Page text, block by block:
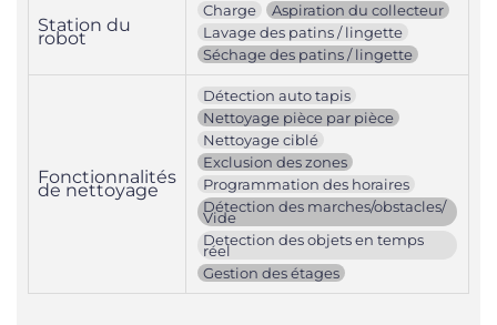
Station du
robot
Charge
Aspiration du collecteur
Lavage des patins / lingette
Séchage des patins / lingette
Fonctionnalités
de nettoyage
Détection auto tapis
Nettoyage pièce par pièce
Nettoyage ciblé
Exclusion des zones
Programmation des horaires
Détection des marches/obstacles/
Vide
Detection des objets en temps
réel
Gestion des étages